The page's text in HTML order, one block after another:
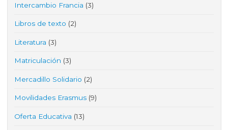
Intercambio Francia (3)
Libros de texto (2)
Literatura (3)
Matriculación (3)
Mercadillo Solidario (2)
Movilidades Erasmus (9)
Oferta Educativa (13)